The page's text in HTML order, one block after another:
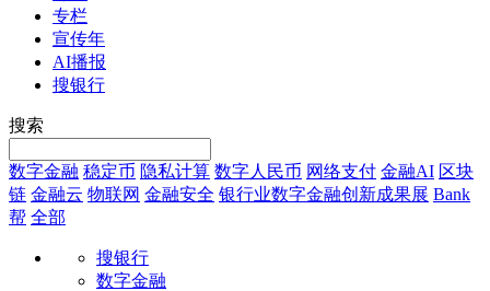
专栏
宣传年
AI播报
搜银行
搜索
数字金融 稳定币 隐私计算 数字人民币 网络支付 金融AI 区块
链 金融云 物联网 金融安全 银行业数字金融创新成果展 Bank
帮 全部
搜银行
数字金融